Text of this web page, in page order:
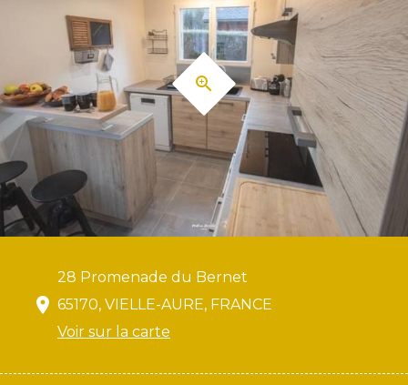
28 Promenade du Bernet
65170, VIELLE-AURE, FRANCE
Voir sur la carte